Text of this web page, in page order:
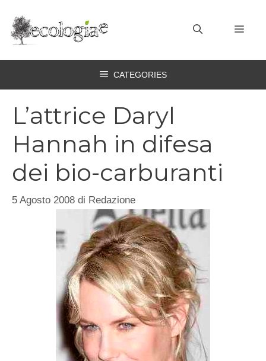
contenuto
CATEGORIES
L’attrice Daryl
Hannah in difesa
dei bio-carburanti
5 Agosto 2008 di Redazione